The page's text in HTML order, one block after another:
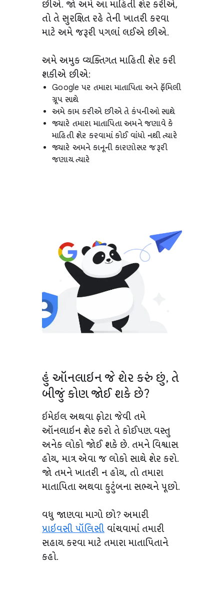
છીએ. જો અમે આ માહિતી શેર કરીએ,
તો તે સુરક્ષિત રહે તેની ખાતરી કરવા
માટે અમે જરૂરી પગલાં લઈએ છીએ.
અમે અમુક વ્યક્તિગત માહિતી શેર કરી
શકીએ છીએ:
Google પર તમારા માતાપિતા અને ફૅમિલી
ગ્રૂપ સાથે
અમે કામ કરીએ છીએ તે કંપનીઓ સાથે
જ્યારે તમારા માતાપિતા અમને જણાવે કે
માહિતી શેર કરવામાં કોઈ વાંધો નથી ત્યારે
જ્યારે અમને કાનૂની કારણોસર જરૂરી
જણાય ત્યારે
હું ઑનલાઇન જે શેર કરું છું, તે
બીજું કોણ જોઈ શકે છે?
ઇમેઇલ અથવા ફોટા જેવી તમે
ઑનલાઇન શેર કરો તે કોઈપણ વસ્તુ
અનેક લોકો જોઈ શકે છે. તમને વિશ્વાસ
હોય, માત્ર એવા જ લોકો સાથે શેર કરો.
જો તમને ખાતરી ન હોય, તો તમારા
માતાપિતા અથવા કુટુંબના સભ્યને પૂછો.
વધુ જાણવા માગો છો? અમારી
પ્રાઇવસી પૉલિસી વાંચવામાં તમારી
સહાય કરવા માટે તમારા માતાપિતાને
કહો.